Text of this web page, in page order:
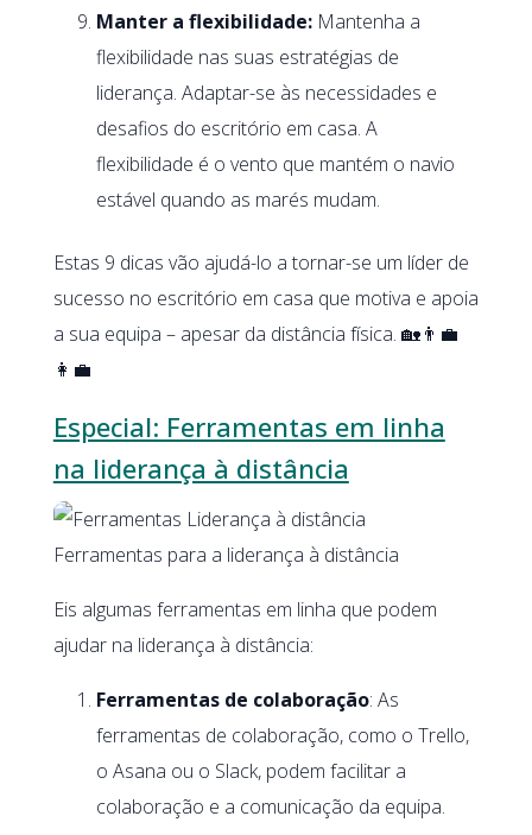
Manter a flexibilidade:Mantenha a
flexibilidade nas suas estratégias de
liderança. Adaptar-se às necessidades e
desafios do escritório em casa. A
flexibilidade é o vento que mantém o navio
estável quando as marés mudam.
Estas 9 dicas vão ajudá-lo a tornar-se um líder de
sucesso no escritório em casa que motiva e apoia
a sua equipa – apesar da distância física. 🏡👨‍💼
👩‍💼
Especial: Ferramentas em linha
na liderança à distância
Ferramentas para a liderança à distância
Eis algumas ferramentas em linha que podem
ajudar na liderança à distância:
Ferramentas de colaboração: As
ferramentas de colaboração, como o Trello,
o Asana ou o Slack, podem facilitar a
colaboração e a comunicação da equipa.